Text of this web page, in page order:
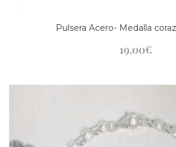
Pulsera Acero- Medalla
19,00€